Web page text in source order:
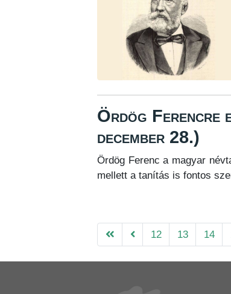
Ördög Ferencre
december 28.)
Ördög Ferenc a magyar
mellett a tanítás is fontos
12 13 14